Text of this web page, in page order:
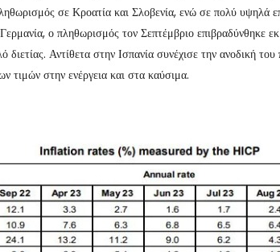
σε Κροατία και Σλοβενία, ενώ σε πολύ υψηλά
ο πληθωρισμός τον Σεπτέμβριο επιβραδύνθηκε
Αντίθετα στην Ισπανία συνέχισε την ανοδική
τιμών στην ενέργεια και στα καύσιμα.